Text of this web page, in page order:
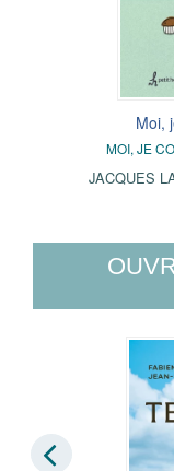
Moi,
MOI, JE
JACQUES